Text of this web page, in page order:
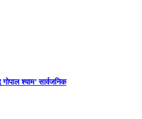
श्याम’ सार्वजनिक